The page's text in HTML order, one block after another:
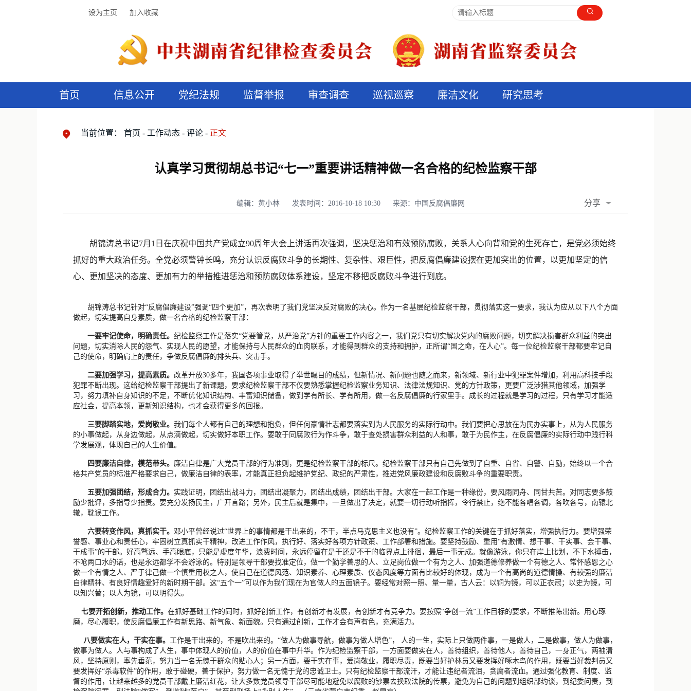
设为主页 加入收藏
首页 信息公开 党纪法规 监督举报 审查调查 巡视巡察 廉洁文化 研究思考
当前位置： 首页 工作动态 评论 正文
认真学习贯彻胡总书记“七一”重要讲话精神做一名合格的纪检监察干部
编辑：黄小林 发表时间：2016-10-18 10:30 来源：中国反腐倡廉网 分享
新浪微博
QQ
胡锦涛总书记7月1日在庆祝中国共产党成立90周年大会上讲话再次强调，坚决惩治和有效预防腐败，关系人心向背和党的生死存亡，是党必须始终
抓好的重大政治任务。全党必须警钟长鸣，充分认识反腐败斗争的长期性、复杂性、艰巨性，把反腐倡廉建设摆在更加突出的位置，以更加坚定的信
心、更加坚决的态度、更加有力的举措推进惩治和预防腐败体系建设，坚定不移把反腐败斗争进行到底。
胡锦涛总书记针对“反腐倡廉建设”强调“四个更加”，再次表明了我们党坚决反对腐败的决心。作为一名基层纪检监察干部，贯彻落实这一要求，我认为应从以下八个方面
做起，切实提高自身素质，做一名合格的纪检监察干部：
一要牢记使命，明确责任。 纪检监察工作是落实“党要管党，从严治党”方针的重要工作内容之一，我们党只有切实解决党内的腐败问题，切实解决损害群众利益的突出
问题，切实消除人民的怨气、实现人民的愿望，才能保持与人民群众的血肉联系，才能得到群众的支持和拥护，正所谓“国之命，在人心”。每一位纪检监察干部都要牢记自
己的使命，明确肩上的责任，争做反腐倡廉的排头兵、突击手。
二要加强学习，提高素质。 改革开放30多年，我国各项事业取得了举世瞩目的成绩，但新情况、新问题也随之而来，新领域、新行业中犯罪案件增加，利用高科技手段
犯罪不断出现。这给纪检监察干部提出了新课题，要求纪检监察干部不仅要熟悉掌握纪检监察业务知识、法律法规知识、党的方针政策，更要广泛涉猎其他领域，加强学
习，努力填补自身知识的不足，不断优化知识结构、丰富知识储备，做到学有所长、学有所用，做一名反腐倡廉的行家里手。成长的过程就是学习的过程，只有学习才能适
应社会，提高本领，更新知识结构，也才会获得更多的回报。
三要脚踏实地，爱岗敬业。 我们每个人都有自己的理想和抱负，但任何豪情壮志都要落实到为人民服务的实际行动中。我们要把心思放在为民办实事上，从为人民服务
的小事做起，从身边做起，从点滴做起，切实做好本职工作。要敢于同腐败行为作斗争，敢于查处损害群众利益的人和事，敢于为民作主，在反腐倡廉的实际行动中践行科
学发展观，体现自己的人生价值。
四要廉洁自律，模范带头。 廉洁自律是广大党员干部的行为准则，更是纪检监察干部的标尺。纪检监察干部只有自己先做到了自重、自省、自警、自励，始终以一个合
格共产党员的标准严格要求自己，做廉洁自律的表率，才能真正担负起维护党纪、政纪的严肃性，推进党风廉政建设和反腐败斗争的重要职责。
五要加强团结，形成合力。 实践证明，团结出战斗力，团结出凝聚力，团结出成绩，团结出干部。大家在一起工作是一种缘份，要风雨同舟、同甘共苦。对同志要多鼓
励少批评，多指导少指责。要充分发扬民主，广开言路；另外，民主后就是集中，一旦做出了决定，就要一切行动听指挥，令行禁止，绝不能各唱各调，各吹各号，南辕北
辙，耽误工作。
六要转变作风，真抓实干。 邓小平曾经说过“世界上的事情都是干出来的，不干，半点马克思主义也没有”。纪检监察工作的关键在于抓好落实，增强执行力。要增强荣
誉感、事业心和责任心，牢固树立真抓实干精神，改进工作作风，执行好、落实好各项方针政策、工作部署和措施。要坚持鼓励、重用“有激情、想干事、干实事、会干事、
干成事”的干部。好高骛远、手高眼底，只能是虚度年华，浪费时间，永远停留在是干还是不干的临界点上徘徊，最后一事无成。就像游泳，你只在岸上比划，不下水搏击，
不呛两口水的话，也是永远都学不会游泳的。特别是领导干部要找准定位，做一个勤学善思的人、立足岗位做一个有为之人、加强道德修养做一个有德之人、常怀感恩之心
做一个有情之人、严于律己做一个慎重用权之人，使自己在道德风范、知识素养、心理素质、仪态风度等方面有比较好的体现，成为一个有高尚的道德情操、有较强的廉洁
自律精神、有良好情趣爱好的新时期干部。这“五个一”可以作为我们现在为官做人的五面镜子。要经常对照一照、量一量，古人云：以铜为镜，可以正衣冠；以史为镜，可
以知兴替；以人为镜，可以明得失。
七要开拓创新，推动工作。 在抓好基础工作的同时，抓好创新工作，有创新才有发展，有创新才有竞争力。要按照“争创一流”工作目标的要求，不断推陈出新。用心琢
磨，尽心履职，使反腐倡廉工作有新思路、新气象、新面貌。只有通过创新，工作才会有声有色，充满活力。
八要做实在人，干实在事。 工作是干出来的，不是吹出来的。“做人为做事导航，做事为做人增色”， 人的一生，实际上只做两件事，一是做人，二是做事，做人为做事，
做事为做人。人与事构成了人生，事中体现人的价值，人的价值在事中升华。作为纪检监察干部，一方面要做实在人，善待组织，善待他人，善待自己，一身正气，两袖清
风，坚持原则，率先垂范，努力当一名无愧于群众的贴心人；另一方面，要干实在事，爱岗敬业，履职尽责，既要当好护林员又要发挥好啄木鸟的作用，既要当好裁判员又
要发挥好“杀毒软件”的作用，敢于碰硬，善于保护，努力做一名无愧于党的忠诚卫士。只有纪检监察干部流汗，才能让违纪者流泪，贪腐者流血。通过强化教育、制度、监
督的作用，让越来越多的党员干部戴上廉洁红花，让大多数党员领导干部尽可能地避免以腐败的钞票去换取法院的传票，避免为自己的问题到组织部约谈，到纪委问责，到